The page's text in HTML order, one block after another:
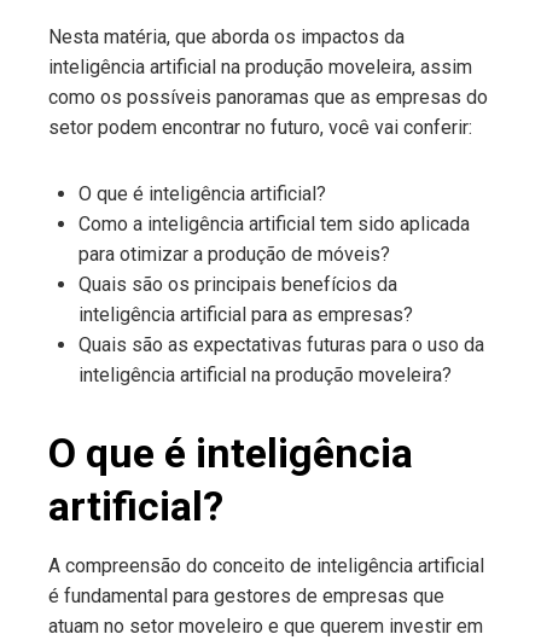
Nesta matéria, que aborda os impactos da
inteligência artificial na produção moveleira, assim
como os possíveis panoramas que as empresas do
setor podem encontrar no futuro, você vai conferir:
O que é inteligência artificial?
Como a inteligência artificial tem sido aplicada
para otimizar a produção de móveis?
Quais são os principais benefícios da
inteligência artificial para as empresas?
Quais são as expectativas futuras para o uso da
inteligência artificial na produção moveleira?
O que é inteligência
artificial?
A compreensão do conceito de inteligência artificial
é fundamental para gestores de empresas que
atuam no setor moveleiro e que querem investir em